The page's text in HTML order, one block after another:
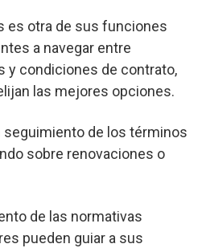
es otra de sus funciones
a navegar entre
y condiciones de contrato,
las mejores opciones.
seguimiento de los términos
sobre renovaciones o
de las normativas
pueden guiar a sus